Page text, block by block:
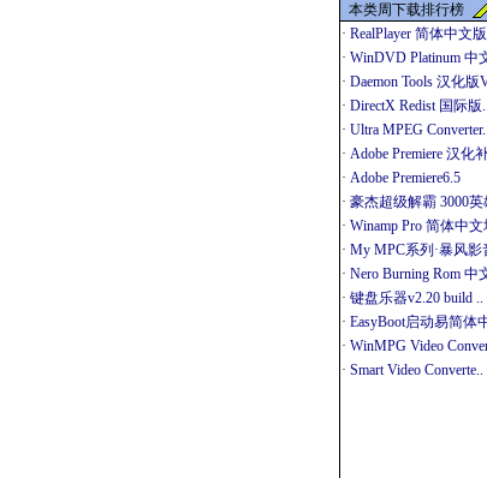
本类周下载排行榜
· RealPlayer 简体中文
· WinDVD Platinum 中
· Daemon Tools 汉化版
· DirectX Redist 国际版..
· Ultra MPEG Converter..
· Adobe Premiere 汉化
· Adobe Premiere6.5
· 豪杰超级解霸 3000英
· Winamp Pro 简体中文
· My MPC系列·暴风影
· Nero Burning Rom 中
· 键盘乐器v2.20 build ..
· EasyBoot启动易简体
· WinMPG Video
· Smart Video Converte..